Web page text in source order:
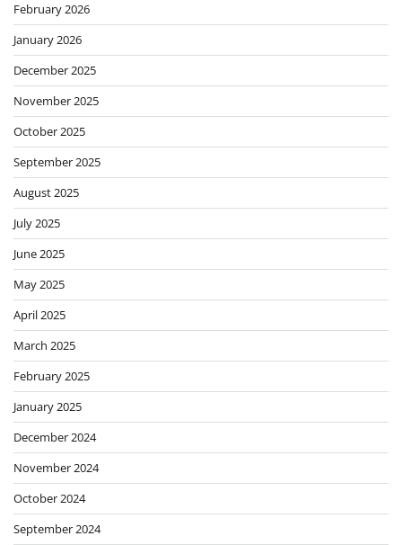
February 2026
January 2026
December 2025
November 2025
October 2025
September 2025
August 2025
July 2025
June 2025
May 2025
April 2025
March 2025
February 2025
January 2025
December 2024
November 2024
October 2024
September 2024